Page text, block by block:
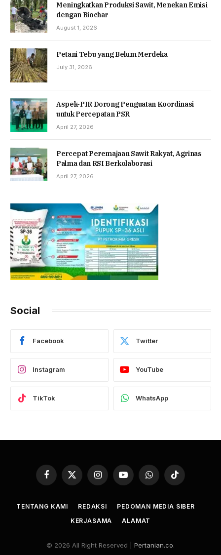
Meningkatkan Produksi Sawit, Menekan Emisi
dengan Biochar
August 1, 2026
Petani Tebu yang Belum Merdeka
July 31, 2026
Aspek-PIR Dorong Penguatan Koordinasi
untuk Percepatan PSR
April 27, 2026
Percepat Peremajaan Sawit Rakyat, Agrinas
Palma dan RSI Berkolaborasi
April 27, 2026
Social
Facebook Twitter
Instagram YouTube
TikTok WhatsApp
Facebook
X
(Twitter)
InstagramYouTubeWhatsAppTikTok
TENTANG KAMI REDAKSI
PEDOMAN MEDIA SIBER
KERJASAMA
ALAMAT
© 2026 All Right Reserved | Pertanian.co.